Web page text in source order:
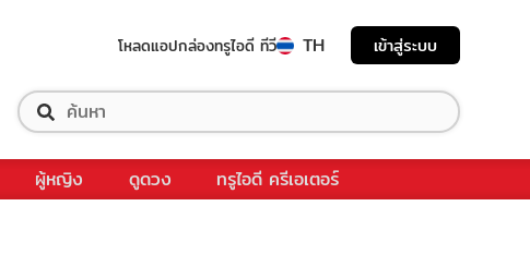
โหลดแอปกล่องทรูไอดี ทีวี TH เข้าสู่ระบบ
ผู้หญิง ดูดวง ทรูไอดี ครีเอเตอร์